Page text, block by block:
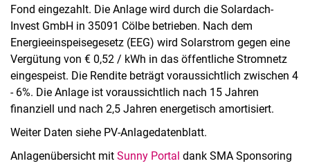
Fond eingezahlt. Die Anlage wird durch die Solardach-
Invest GmbH in 35091 Cölbe betrieben. Nach dem
Energieeinspeisegesetz (EEG) wird Solarstrom gegen eine
Vergütung von € 0,52 / kWh in das öffentliche Stromnetz
eingespeist. Die Rendite beträgt voraussichtlich zwischen 4
- 6%. Die Anlage ist voraussichtlich nach 15 Jahren
finanziell und nach 2,5 Jahren energetisch amortisiert.
Weiter Daten siehe PV-Anlagedatenblatt.
Anlagenübersicht mit Sunny Portal dank SMA Sponsoring